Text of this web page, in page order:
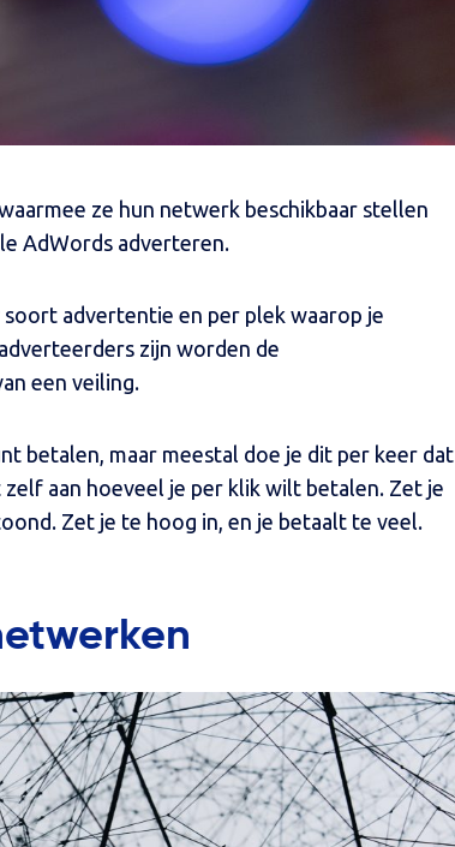
ze hun netwerk beschikbaar stellen
AdWords adverteren.
advertentie en per plek waarop je
zijn worden de
een veiling.
betalen, maar meestal doe je dit per keer dat
aan hoeveel je per klik wilt betalen. Zet je
Zet je te hoog in, en je betaalt te veel.